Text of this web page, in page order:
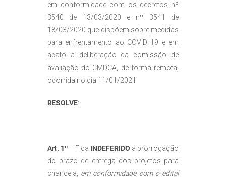
em conformidade com os decretos nº
3540 de 13/03/2020 e nº 3541 de
18/03/2020 que dispõem sobre medidas
para enfrentamento ao COVID 19 e em
acato a deliberação da comissão de
avaliação do CMDCA, de forma remota,
ocorrida no dia 11/01/2021.
RESOLVE:
Art. 1º – Fica INDEFERIDO a prorrogação
do prazo de entrega dos projetos para
chancela,
em conformidade com o edital